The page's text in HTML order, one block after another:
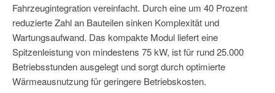
Fahrzeugintegration vereinfacht. Durch eine um 40 Prozent
reduzierte Zahl an Bauteilen sinken Komplexität und
Wartungsaufwand. Das kompakte Modul liefert eine
Spitzenleistung von mindestens 75 kW, ist für rund 25.000
Betriebsstunden ausgelegt und sorgt durch optimierte
Wärmeausnutzung für geringere Betriebskosten.